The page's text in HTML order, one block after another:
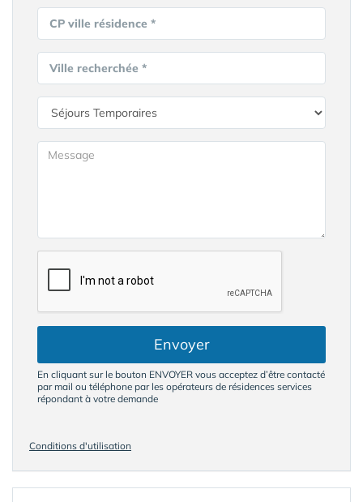
CP ville résidence *
Ville recherchée *
Envoyer
En cliquant sur le bouton ENVOYER vous acceptez d’être contacté
par mail ou téléphone par les opérateurs de résidences services
répondant à votre demande
Conditions d'utilisation